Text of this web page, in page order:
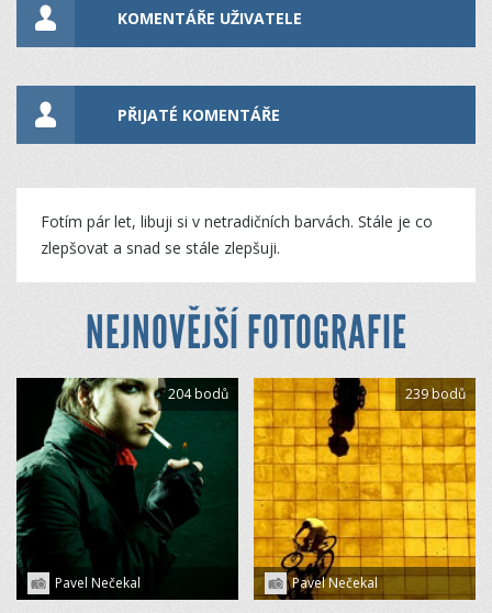
KOMENTÁŘE UŽIVATELE
PŘIJATÉ KOMENTÁŘE
Fotím pár let, libuji si v netradičních barvách. Stále je co
zlepšovat a snad se stále zlepšuji.
NEJNOVĚJŠÍ FOTOGRAFIE
Pavel Nečekal
204 bodů
Pavel Nečekal
239 bodů